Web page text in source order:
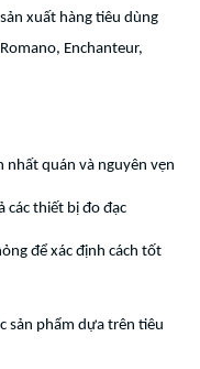
xuất hàng tiêu dùng
Enchanteur,
nhất quán và nguyên vẹn
các thiết bị đo đạc
để xác định cách tốt
sản phẩm dựa trên tiêu